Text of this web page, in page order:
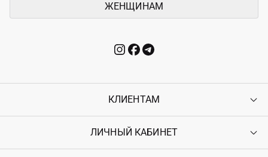
ЖЕНЩИНАМ
КЛИЕНТАМ
Контакты
ЛИЧНЫЙ КАБИНЕТ